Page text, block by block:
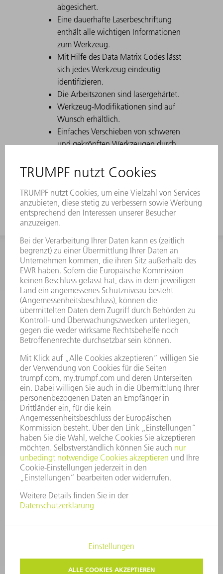
abgesichert.
Eine dauerhafte Laserbeschriftung
enthält alle wichtigen Informationen
zum Werkzeug.
Mit Hilfe des Data Matrix Codes lässt
sich jedes Werkzeug eindeutig
identifizieren.
Die Arbeitszonen sind lasergehärtet.
Werkzeug-Modifikationen sind auf
Wunsch erhältlich.
Einfaches Verschieben von schweren
und gekröpften Werkzeugen durch
Durch eine starke Kröpfung speziell
INFORMATION
Häufig gestellte Fragen
Allgemeine Geschäftsbedingungen
KONTAKT
Kundenbetreuung TRUMPF Werkzeugmaschinen
+49 7156 303 33222
Mo - Fr: 07:30 - 17:30 Uhr
Erweiterte Rufbereitschaft per Service App Mo - Fr:
06:30 - 20.00 Uhr Sa: 07:00 - 12:00 Uhr
Kundenbetreuung@trumpf.com
KONTAKT
Service TRUMPF Lasertechnik
+49 7156 303 37444
Mo - Fr: 07:30 - 18:00 Uhr
Additive Manufacturing 07:30 - 17:30 Uhr
spareparts.tld@trumpf.com
COPYRIGHT UND MARKENZEICHEN
NUTZUNGSBEDINGUNGEN